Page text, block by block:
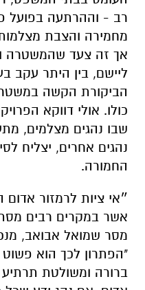
רב - וההרתעה בפועל
מחמירה והצבת
אך זה צעד שהמשטרה
ליישם, בין היתר עקב
הביקורת הקשה
כולו. אולי דווקא
שבו נהגים מצלמים,
נהגים אחרים, יצליח
החמורה.
״אי ציות לרמזור
אשר במקרים רבים
מסר שמואל אבואב,
"הפתרון לכך הוא
ברורה ומשולטת תרתיע